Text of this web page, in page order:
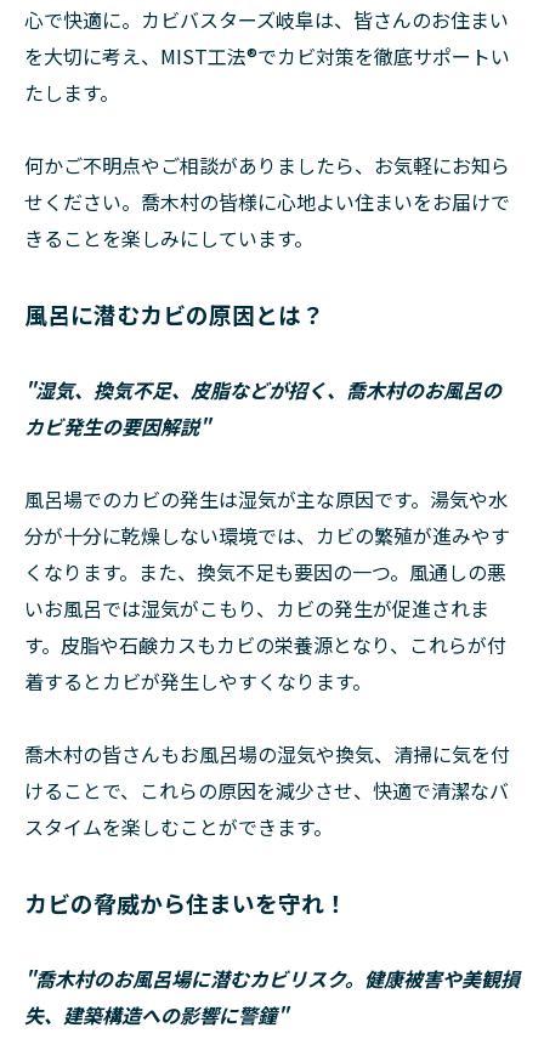
心で快適に。カビバスターズ岐阜は、皆さんのお住まい
を大切に考え、MIST工法®でカビ対策を徹底サポートい
たします。
何かご不明点やご相談がありましたら、お気軽にお知ら
せください。喬木村の皆様に心地よい住まいをお届けで
きることを楽しみにしています。
風呂に潜むカビの原因とは？
"湿気、換気不足、皮脂などが招く、喬木村のお風呂の
カビ発生の要因解説"
風呂場でのカビの発生は湿気が主な原因です。湯気や水
分が十分に乾燥しない環境では、カビの繁殖が進みやす
くなります。また、換気不足も要因の一つ。風通しの悪
いお風呂では湿気がこもり、カビの発生が促進されま
す。皮脂や石鹸カスもカビの栄養源となり、これらが付
着するとカビが発生しやすくなります。
喬木村の皆さんもお風呂場の湿気や換気、清掃に気を付
けることで、これらの原因を減少させ、快適で清潔なバ
スタイムを楽しむことができます。
カビの脅威から住まいを守れ！
"喬木村のお風呂場に潜むカビリスク。健康被害や美観損
失、建築構造への影響に警鐘"